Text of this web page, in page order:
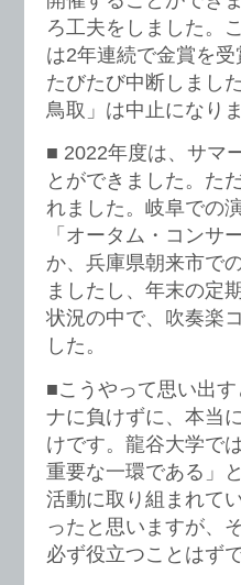
ろ工夫をしました。
は2年連続で金賞を
たびたび中断しまし
鳥取」は中止になりま
■ 2022年度は、サマ
とができました。た
れました。岐阜での
「オータム・コンサ
か、兵庫県朝来市で
ましたし、年末の定
状況の中で、吹奏楽
した。
■こうやって思い出
ナに負けずに、本当
けです。龍谷大学で
重要な一環である」
活動に取り組まれて
ったと思いますが、
必ず役立つことはずで